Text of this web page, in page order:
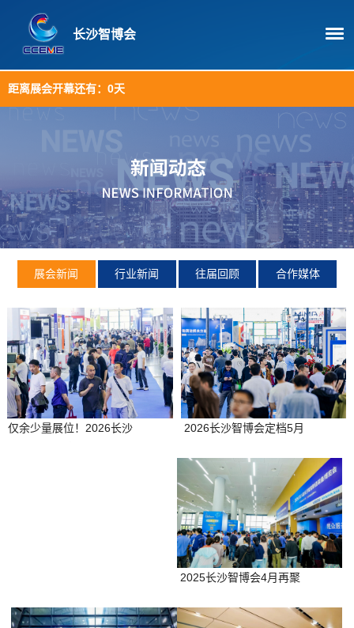
长沙智博会
距离展会开幕还有： 0天
展会新闻 行业新闻 往届回顾 合作媒体
仅余少量展位！2026长沙
2026长沙智博会定档5月
2025长沙智博会4月再聚